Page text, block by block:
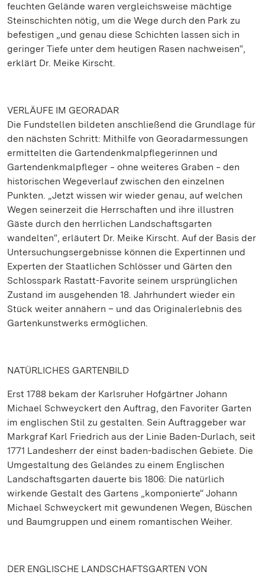
feuchten Gelände waren vergleichsweise mächtige
Steinschichten nötig, um die Wege durch den Park zu
befestigen „und genau diese Schichten lassen sich in
geringer Tiefe unter dem heutigen Rasen nachweisen“,
erklärt Dr. Meike Kirscht.
VERLÄUFE IM GEORADAR
Die Fundstellen bildeten anschließend die Grundlage für
den nächsten Schritt: Mithilfe von Georadarmessungen
ermittelten die Gartendenkmalpflegerinnen und
Gartendenkmalpfleger ‒ ohne weiteres Graben ‒ den
historischen Wegeverlauf zwischen den einzelnen
Punkten. „Jetzt wissen wir wieder genau, auf welchen
Wegen seinerzeit die Herrschaften und ihre illustren
Gäste durch den herrlichen Landschaftsgarten
wandelten“, erläutert Dr. Meike Kirscht. Auf der Basis der
Untersuchungsergebnisse können die Expertinnen und
Experten der Staatlichen Schlösser und Gärten den
Schlosspark Rastatt-Favorite seinem ursprünglichen
Zustand im ausgehenden 18. Jahrhundert wieder ein
Stück weiter annähern – und das Originalerlebnis des
Gartenkunstwerks ermöglichen.
NATÜRLICHES GARTENBILD
Erst 1788 bekam der Karlsruher Hofgärtner Johann
Michael Schweyckert den Auftrag, den Favoriter Garten
im englischen Stil zu gestalten. Sein Auftraggeber war
Markgraf Karl Friedrich aus der Linie Baden-Durlach, seit
1771 Landesherr der einst baden-badischen Gebiete. Die
Umgestaltung des Geländes zu einem Englischen
Landschaftsgarten dauerte bis 1806: Die natürlich
wirkende Gestalt des Gartens „komponierte“ Johann
Michael Schweyckert mit gewundenen Wegen, Büschen
und Baumgruppen und einem romantischen Weiher.
DER ENGLISCHE LANDSCHAFTSGARTEN VON